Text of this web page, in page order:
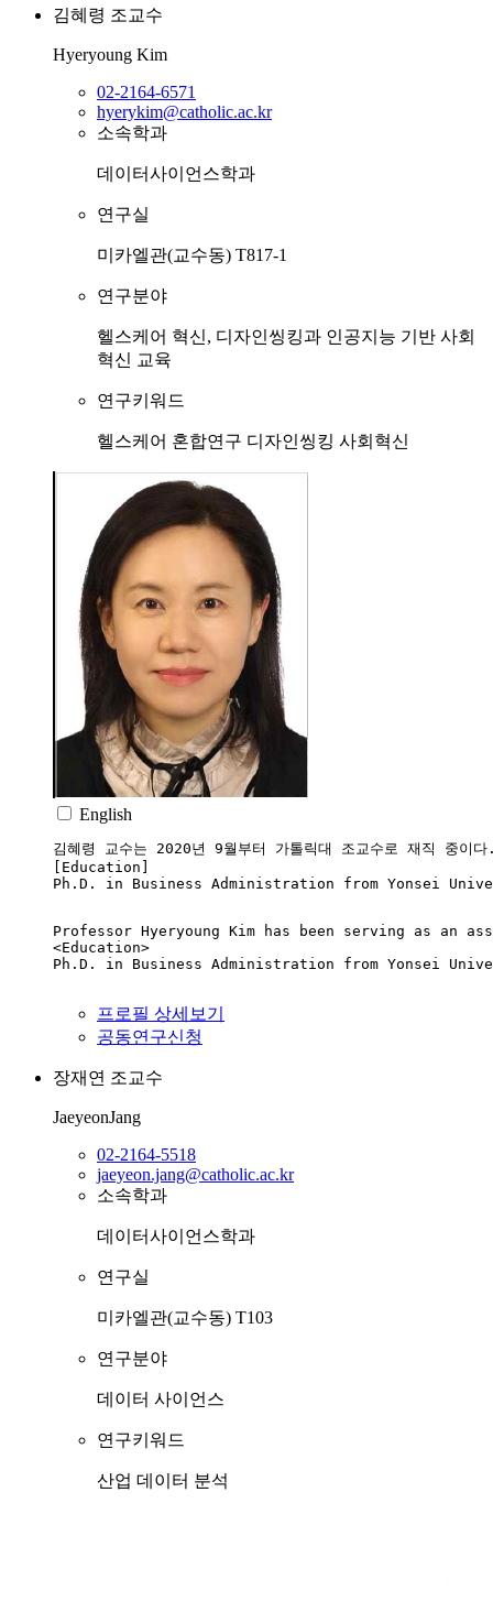
김혜령 조교수
Hyeryoung Kim
02-2164-6571
hyerykim@catholic.ac.kr
소속학과
데이터사이언스학과
연구실
미카엘관(교수동) T817-1
연구분야
헬스케어 혁신, 디자인씽킹과 인공지능 기반 사회
혁신 교육
연구키워드
헬스케어 혼합연구 디자인씽킹 사회혁신
English
김혜령 교수는 2020년 9월부터 가톨릭대 조교수로 재직 중
[Education]
Ph.D. in Business Administration from Yonsei
Professor Hyeryoung Kim has been serving as an
<Education>
Ph.D. in Business Administration from Yonsei
프로필 상세보기
공동연구신청
장재연 조교수
JaeyeonJang
02-2164-5518
jaeyeon.jang@catholic.ac.kr
소속학과
데이터사이언스학과
연구실
미카엘관(교수동) T103
연구분야
데이터 사이언스
연구키워드
산업 데이터 분석